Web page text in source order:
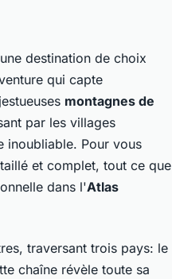
destination de choix
qui capte
montagnes de
par les villages
inoubliable. Pour vous
et complet, tout ce que
dans l'Atlas
traversant trois pays: le
chaîne révèle toute sa